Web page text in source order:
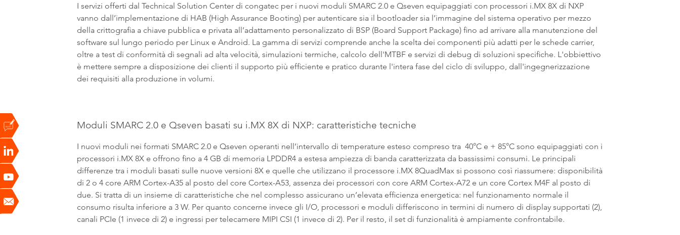
I servizi offerti dal Technical Solution Center di congatec per i nuovi moduli SMARC 2.0 e Qseven equipaggiati con processori i.MX 8X di NXP
vanno dall’implementazione di HAB (High Assurance Booting) per autenticare sia il bootloader sia l’immagine del sistema operativo per mezzo
della crittografia a chiave pubblica e privata all’adattamento personalizzato di BSP (Board Support Package) fino ad arrivare alla manutenzione del
software sul lungo periodo per Linux e Android. La gamma di servizi comprende anche la scelta dei componenti più adatti per le schede carrier,
oltre a test di conformità di segnali ad alta velocità, simulazioni termiche, calcolo dell'MTBF e servizi di debug di soluzioni specifiche. L'obbiettivo
è mettere sempre a disposizione dei clienti il supporto più efficiente e pratico durante l'intera fase del ciclo di sviluppo, dall'ingegnerizzazione
dei requisiti alla produzione in volumi.
Moduli SMARC 2.0 e Qseven basati su i.MX 8X di NXP: caratteristiche tecniche
I nuovi moduli nei formati SMARC 2.0 e Qseven operanti nell’intervallo di temperature esteso compreso tra 40°C e + 85°C sono equipaggiati con i
processori i.MX 8X e offrono fino a 4 GB di memoria LPDDR4 a estesa ampiezza di banda caratterizzata da bassissimi consumi. Le principali
differenze tra i moduli basati sulle nuove versioni 8X e quelle che utilizzano il processore i.MX 8QuadMax si possono così riassumere: disponibilità
di 2 o 4 core ARM Cortex-A35 al posto del core Cortex-A53, assenza dei processori con core ARM Cortex-A72 e un core Cortex M4F al posto di
due. Si tratta di un insieme di caratteristiche che nel complesso assicurano un’elevata efficienza energetica: nel funzionamento normale il
consumo risulta inferiore a 3 W. Per quanto concerne invece gli I/O, processori e moduli differiscono in termini di numero di display supportati (2),
canali PCIe (1 invece di 2) e ingressi per telecamere MIPI CSI (1 invece di 2). Per il resto, il set di funzionalità è ampiamente confrontabile.